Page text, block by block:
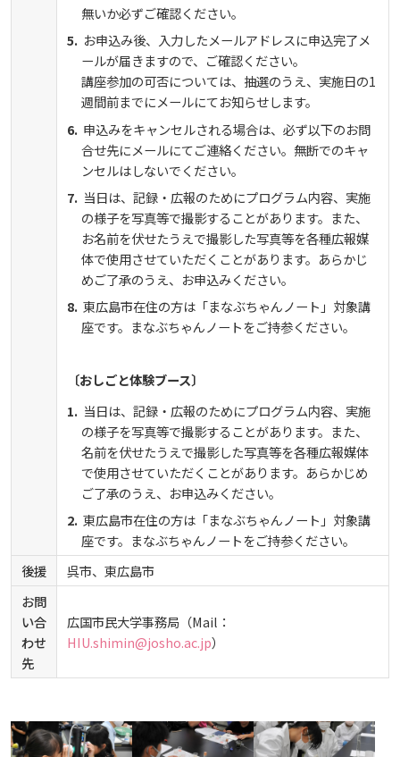
無いか必ずご確認ください。
お申込み後、入力したメールアドレスに申込完了メ
ールが届きますので、ご確認ください。
講座参加の可否については、抽選のうえ、実施日の1
週間前までにメールにてお知らせします。
申込みをキャンセルされる場合は、必ず以下のお問
合せ先にメールにてご連絡ください。無断でのキャ
ンセルはしないでください。
当日は、記録・広報のためにプログラム内容、実施
の様子を写真等で撮影することがあります。また、
お名前を伏せたうえで撮影した写真等を各種広報媒
体で使用させていただくことがあります。あらかじ
めご了承のうえ、お申込みください。
東広島市在住の方は「まなぶちゃんノート」対象講
座です。まなぶちゃんノートをご持参ください。
〔おしごと体験ブース〕
当日は、記録・広報のためにプログラム内容、実施
の様子を写真等で撮影することがあります。また、
名前を伏せたうえで撮影した写真等を各種広報媒体
で使用させていただくことがあります。あらかじめ
ご了承のうえ、お申込みください。
東広島市在住の方は「まなぶちゃんノート」対象講
座です。まなぶちゃんノートをご持参ください。
後援
呉市、東広島市
お問
い合
わせ
先
広国市民大学事務局（Mail：
HIU.shimin@josho.ac.jp）